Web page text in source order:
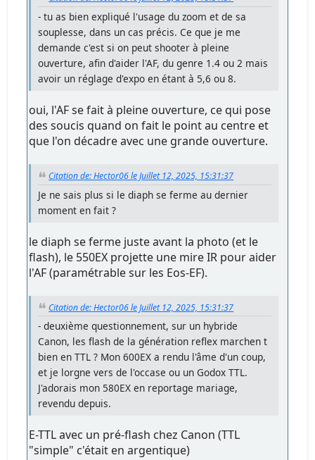
- tu as bien expliqué l'usage du zoom et de sa
souplesse, dans un cas précis. Ce que je me
demande c'est si on peut shooter à pleine
ouverture, afin d'aider l'AF, du genre 1.4 ou 2 mais
avoir un réglage d'expo en étant à 5,6 ou 8.
oui, l'AF se fait à pleine ouverture, ce qui pose
des soucis quand on fait le point au centre et
que l'on décadre avec une grande ouverture.
Citation de: Hector06 le Juillet 12, 2025, 15:31:37
Je ne sais plus si le diaph se ferme au dernier
moment en fait ?
le diaph se ferme juste avant la photo (et le
flash), le 550EX projette une mire IR pour aider
l'AF (paramétrable sur les Eos-EF).
Citation de: Hector06 le Juillet 12, 2025, 15:31:37
- deuxième questionnement, sur un hybride
Canon, les flash de la génération reflex marchen t
bien en TTL ? Mon 600EX a rendu l'âme d'un coup,
et je lorgne vers de l'occase ou un Godox TTL.
J'adorais mon 580EX en reportage mariage,
revendu depuis.
E-TTL avec un pré-flash chez Canon (TTL
"simple" c'était en argentique)